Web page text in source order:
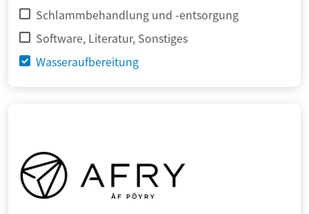
Schlammbehandlung und -entsorgung
Software, Literatur, Sonstiges
Wasseraufbereitung